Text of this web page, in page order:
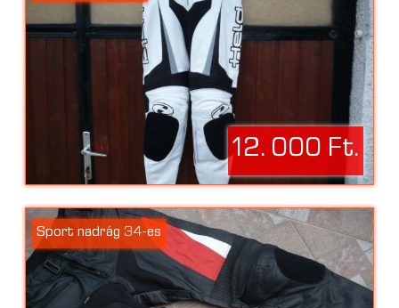
12. 000 Ft.
Sport nadrág 34-es